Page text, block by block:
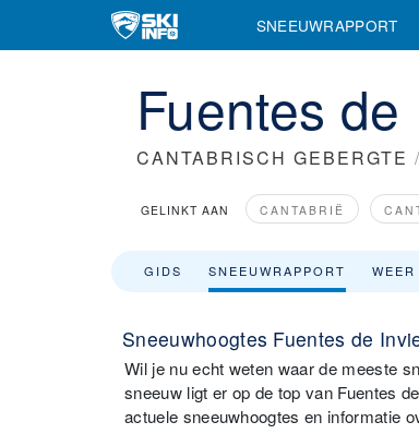
SNEEUWRAPPORT
Fuentes
CANTABRISCH GEBERGTE /
GELINKT AAN CANTABRIË
GIDS SNEEUWRAPPORT WEER
Sneeuwhoogtes Fuentes de
Wil je nu echt weten waar de meeste
sneeuw ligt er op de top van Fuentes
actuele sneeuwhoogtes en informatie